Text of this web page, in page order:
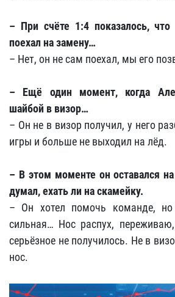
– При счёте 1:4 показалось,
поехал на замену…
– Нет, он не сам поехал, мы его
– Ещё один момент, когда
шайбой в визор…
– Он не в визор получил, у него
игры и больше не выходил на лёд.
– В этом моменте он оставался
думал, ехать ли на скамейку.
– Он хотел помочь команде,
сильная… Нос распух,
серьёзное не получилось. Не в
нос.